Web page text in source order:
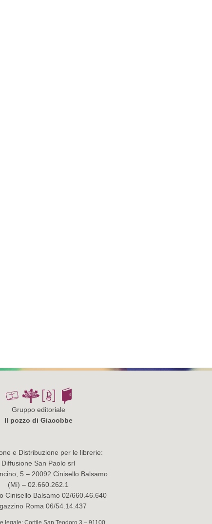
Gruppo editoriale
Il pozzo di Giacobbe
e Distribuzione per le librerie:
Diffusione San Paolo srl
5 – 20092 Cinisello Balsamo
(Mi) – 02.660.262.1
Cinisello Balsamo 02/660.46.640
Roma 06/54.14.437